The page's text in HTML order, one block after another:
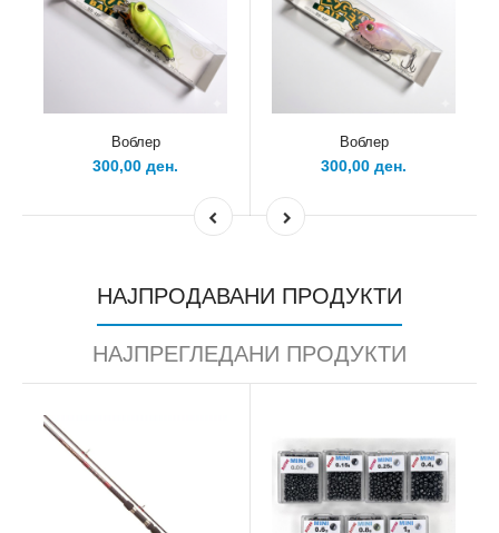
Воблер
300,00 ден.
Воблер
300,00 ден.
НАЈПРОДАВАНИ ПРОДУКТИ
НАЈПРЕГЛЕДАНИ ПРОДУКТИ